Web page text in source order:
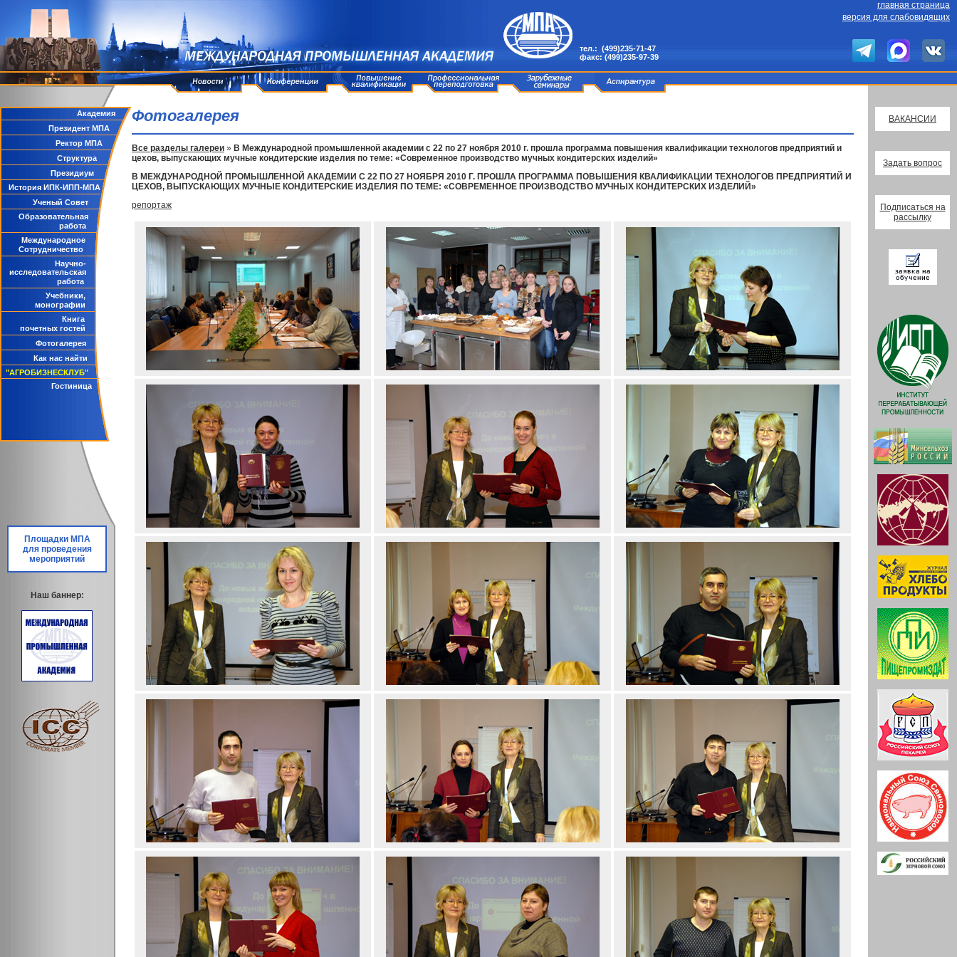
тел.: (499)235-71-47
факс: (499)235-97-39
главная страница
версия для слабовидящих
Академия
Президент МПА
Ректор МПА
Структура
Президиум
История ИПК-ИПП-МПА
Ученый Совет
Образовательная
работа
Международное
Сотрудничество
Научно-
исследовательская
работа
Учебники,
монографии
Книга
почетных гостей
Фотогалерея
Как нас найти
"АГРОБИЗНЕСКЛУБ"
Гостиница
Площадки МПА
для проведения
мероприятий
Наш баннер:
Фотогалерея
Все разделы галереи » В Международной промышленной академии с 22 по 27 ноября 2010 г. прошла программа повышения квалификации технологов предприятий и
цехов, выпускающих мучные кондитерские изделия по теме: «Современное производство мучных кондитерских изделий»
В МЕЖДУНАРОДНОЙ ПРОМЫШЛЕННОЙ АКАДЕМИИ С 22 ПО 27 НОЯБРЯ 2010 Г. ПРОШЛА ПРОГРАММА ПОВЫШЕНИЯ КВАЛИФИКАЦИИ ТЕХНОЛОГОВ ПРЕДПРИЯТИЙ И
ЦЕХОВ, ВЫПУСКАЮЩИХ МУЧНЫЕ КОНДИТЕРСКИЕ ИЗДЕЛИЯ ПО ТЕМЕ: «СОВРЕМЕННОЕ ПРОИЗВОДСТВО МУЧНЫХ КОНДИТЕРСКИХ ИЗДЕЛИЙ»
репортаж
ВАКАНСИИ
Задать вопрос
Подписаться на
рассылку